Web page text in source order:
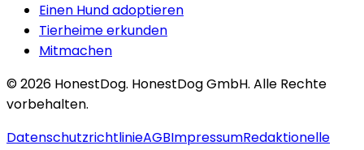
Einen Hund adoptieren
Tierheime erkunden
Mitmachen
©2026 HonestDog. HonestDog GmbH. Alle Rechte
vorbehalten.
DatenschutzrichtlinieAGBImpressumRedaktionelle